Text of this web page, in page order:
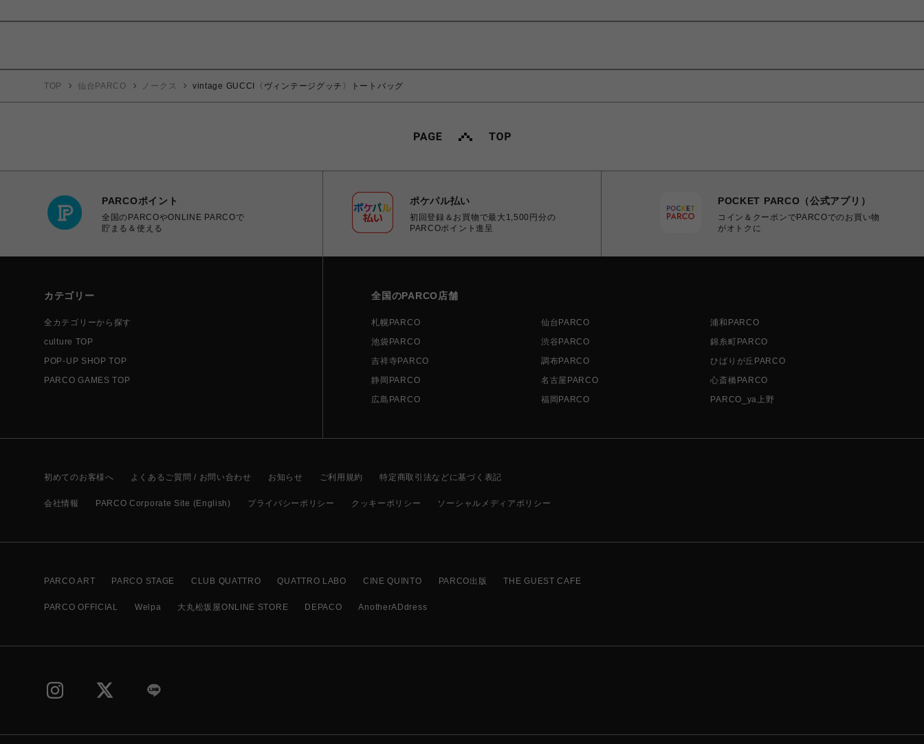
TOP 仙台PARCO ノークス vintage GUCCI〈ヴィンテージグッチ〉トートバッグ
PARCOポイント
全国のPARCOやONLINE PARCOで
貯まる＆使える
ポケパル払い
初回登録＆お買物で最大1,500円分の
PARCOポイント進呈
POCKET PARCO（公式アプリ）
コイン＆クーポンでPARCOでのお買い物
がオトクに
カテゴリー
全カテゴリーから探す
culture TOP
POP-UP SHOP TOP
PARCO GAMES TOP
全国のPARCO店舗
札幌PARCO 仙台PARCO
浦和PARCO
池袋PARCO
渋谷PARCO
錦糸町PARCO
吉祥寺PARCO
調布PARCO
ひばりが丘PARCO
静岡PARCO
名古屋PARCO
心斎橋PARCO
広島PARCO
福岡PARCO PARCO_ya上野
初めてのお客様へ よくあるご質問 / お問い合わせ お知らせ ご利用規約 特定商取引法などに基づく表記
会社情報 PARCO Corporate Site (English) プライバシーポリシー クッキーポリシー ソーシャルメディアポリシー
PARCO ART PARCO STAGE CLUB QUATTRO QUATTRO LABO CINE QUINTO PARCO出版 THE GUEST CAFE
PARCO OFFICIAL Welpa 大丸松坂屋ONLINE STORE DEPACO AnotherADdress